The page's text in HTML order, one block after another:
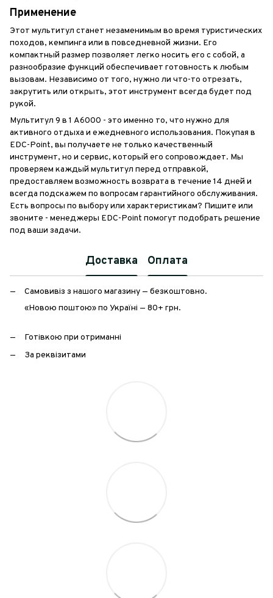
Применение
Этот мультитул станет незаменимым во время туристических
походов, кемпинга или в повседневной жизни. Его
компактный размер позволяет легко носить его с собой, а
разнообразие функций обеспечивает готовность к любым
вызовам. Независимо от того, нужно ли что-то отрезать,
закрутить или открыть, этот инструмент всегда будет под
рукой.
Мультитул 9 в 1 A6000 - это именно то, что нужно для
активного отдыха и ежедневного использования. Покупая в
EDC-Point, вы получаете не только качественный
инструмент, но и сервис, который его сопровождает. Мы
проверяем каждый мультитул перед отправкой,
предоставляем возможность возврата в течение 14 дней и
всегда подскажем по вопросам гарантийного обслуживания.
Есть вопросы по выбору или характеристикам? Пишите или
звоните - менеджеры EDC-Point помогут подобрать решение
под ваши задачи.
Доставка Оплата
Самовивіз з нашого магазину — безкоштовно.
«Новою поштою» по Україні — 80+ грн.
Готівкою при отриманні
За реквізитами